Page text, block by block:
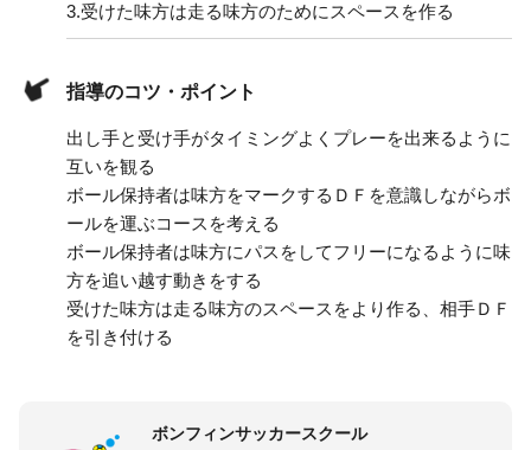
3.受けた味方は走る味方のためにスペースを作る
指導のコツ・ポイント
出し手と受け手がタイミングよくプレーを出来るように
互いを観る
ボール保持者は味方をマークするＤＦを意識しながらボ
ールを運ぶコースを考える
ボール保持者は味方にパスをしてフリーになるように味
方を追い越す動きをする
受けた味方は走る味方のスペースをより作る、相手ＤＦ
を引き付ける
ボンフィンサッカースクール